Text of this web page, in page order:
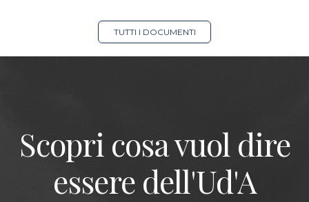
TUTTI I DOCUMENTI
Scopri cosa vuol dire
essere dell'Ud'A